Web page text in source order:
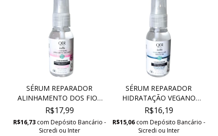
SÉRUM REPARADOR
ALINHAMENTO DOS FIOS
VEG...
R$17,99
R$16,73 com Depósito Bancário -
Sicredi ou Inter
SÉRUM REPARADOR
HIDRATAÇÃO VEGANO
HIDRAM...
R$16,19
R$15,06 com Depósito Bancário -
Sicredi ou Inter